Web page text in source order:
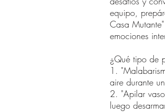
equipo,
Casa
emociones
¿Qué tipo de
1.
aire durante
2. "Apilar
luego